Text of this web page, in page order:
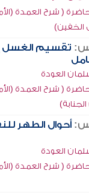
( شرح العمدة
الخفين)
تقسيم
العودة
( شرح العمدة
أحوال الطهر
العودة
( شرح العمدة